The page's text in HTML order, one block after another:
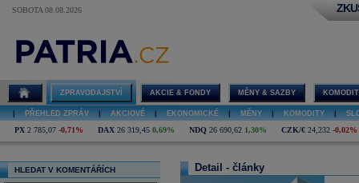
SOBOTA 08.08.2026
ZPRAVODAJSTVÍ AKCIE & FONDY MĚNY & SAZBY
PŘEHLED ZPRÁV AKCIOVÉ EKONOMICKÉ MĚNY KOMODITY
PX 2 785,07 -0,71% DAX 26 319,45 0,69% NDQ 26 690,62 1,30% CZK/€ 24,232 -0,02%
HLEDAT V KOMENTÁŘÍCH Detail - články